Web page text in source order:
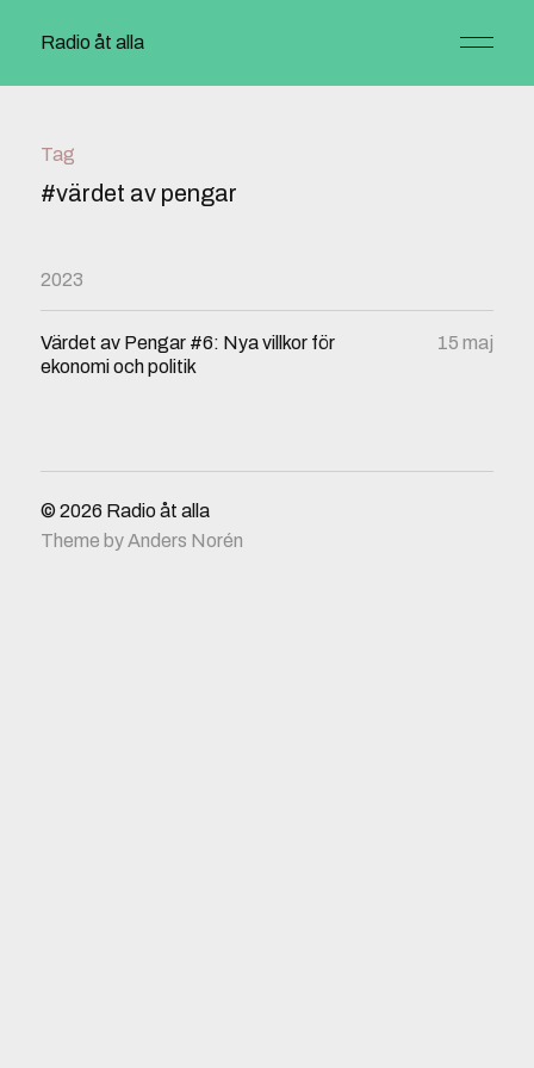
Radio åt alla
Tag
#värdet av pengar
2023
Värdet av Pengar #6: Nya villkor för
ekonomi och politik
15 maj
© 2026 Radio åt alla
Theme byAnders Norén